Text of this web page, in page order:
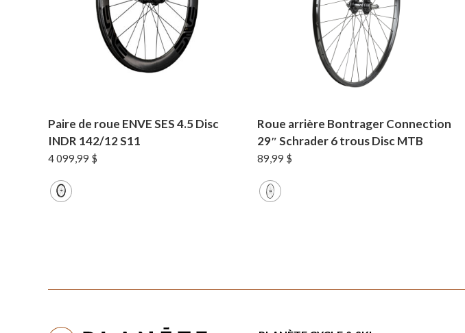
Paire de roue ENVE SES 4.5 Disc
INDR 142/12 S11
4 099,99 $
Roue arrière Bontrager Connection
29″ Schrader 6 trous Disc MTB
89,99 $